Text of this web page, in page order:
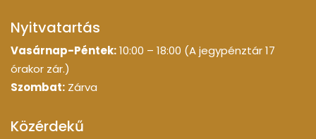
Nyitvatartás
Vasárnap-Péntek:10:00 – 18:00 (A jegypénztár 17
órakor zár.)
Szombat: Zárva
Közérdekű